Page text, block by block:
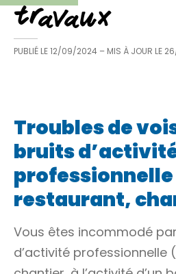
travaux
PUBLIÉ LE12/09/2024 – MIS À JOUR LE
Troubles de
bruits
restaurant,
Vous êtes incommodé
d’activité professionnelle